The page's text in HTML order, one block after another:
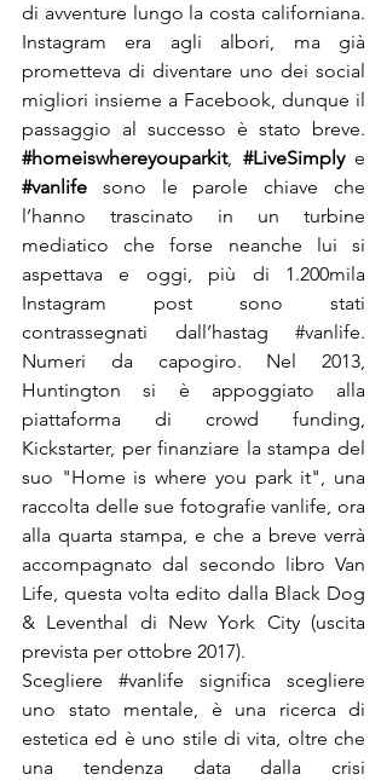
di avventure lungo la costa californiana.
Instagram era agli albori, ma già
prometteva di diventare uno dei social
migliori insieme a Facebook, dunque il
#homeiswhereyouparkit, #LiveSimply
#vanlife sono le parole chiave che
l’hanno trascinato in un turbine
mediatico che forse neanche lui si
aspettava e oggi, più di 1.200mila
Instagram post sono stati
contrassegnati dall’hastag #vanlife.
Numeri da capogiro. Nel 2013,
Huntington si è appoggiato alla
piattaforma di crowd funding,
Kickstarter, per finanziare la stampa del
suo "Home is where you park it", una
raccolta delle sue fotografie vanlife, ora
alla quarta stampa, e che a breve verrà
accompagnato dal secondo libro Van
Life, questa volta edito dalla Black Dog
& Leventhal di New York City (uscita
prevista per ottobre 2017).
Scegliere #vanlife significa scegliere
uno stato mentale, è una ricerca di
estetica ed è uno stile di vita, oltre che
una tendenza data dalla crisi